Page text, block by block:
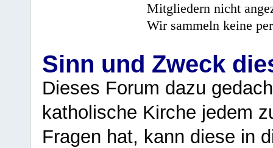
Mitgliedern nicht
Wir sammeln keine
Sinn und Zweck
Dieses Forum dazu
katholische Kirche jedem
Fragen hat, kann diese in